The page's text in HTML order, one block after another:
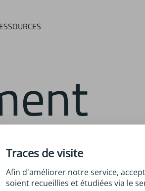
Traces de visite
Afin d'améliorer notre service,
soient recueillies et étudiées via le